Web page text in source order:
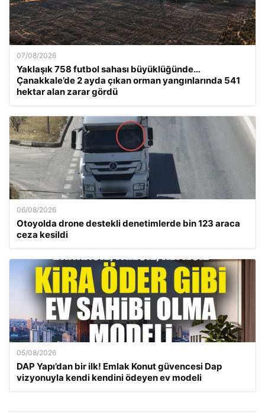
07/08/2026
Yaklaşık 758 futbol sahası büyüklüğünde…
Çanakkale’de 2 ayda çıkan orman yangınlarında 541
hektar alan zarar gördü
06/08/2026
Otoyolda drone destekli denetimlerde bin 123 araca
ceza kesildi
05/08/2026
DAP Yapı’dan bir ilk! Emlak Konut güvencesi Dap
vizyonuyla kendi kendini ödeyen ev modeli